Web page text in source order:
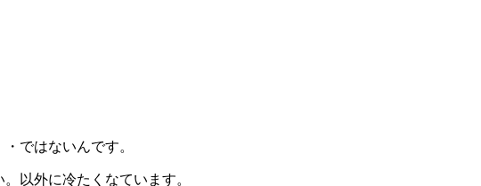
ではないんです。
以外に冷たくなています。